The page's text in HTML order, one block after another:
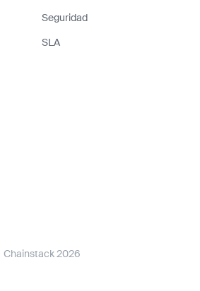
Seguridad
SLA
Chainstack 2026